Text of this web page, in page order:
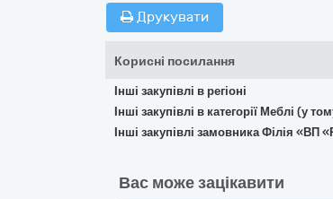
Друкувати
Корисні посилання
Інші закупівлі в регіоні
Інші закупівлі в категорії Меблі
Інші закупівлі замовника Філія
Вас може зацікавити